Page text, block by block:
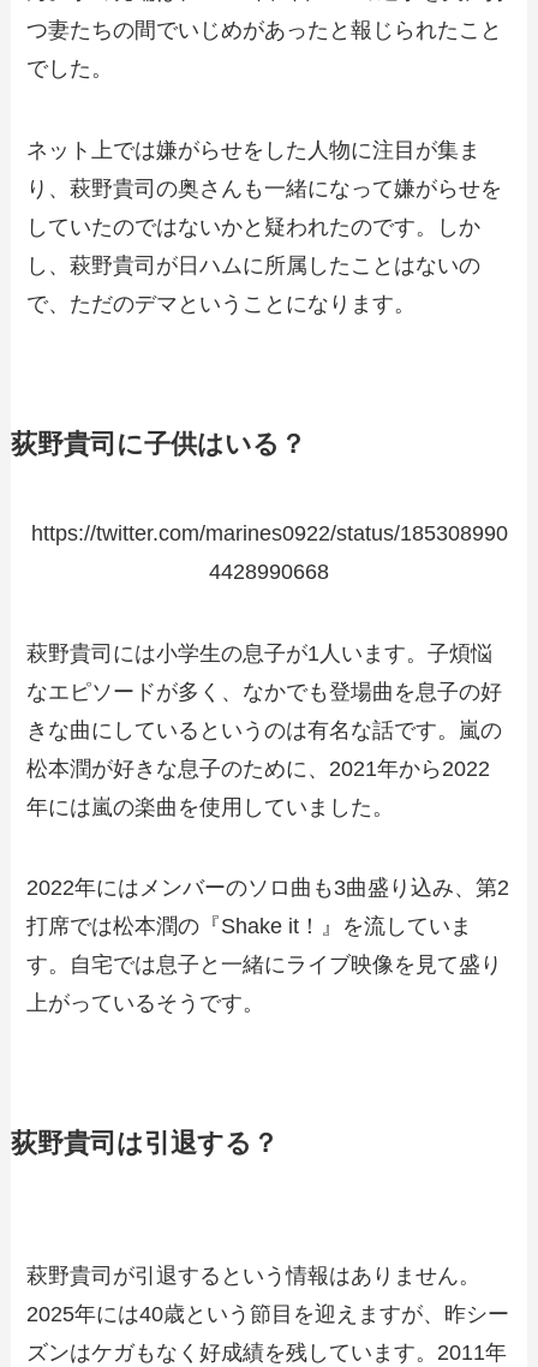
つ妻たちの間でいじめがあったと報じられたこと
でした。
ネット上では嫌がらせをした人物に注目が集ま
り、萩野貴司の奥さんも一緒になって嫌がらせを
していたのではないかと疑われたのです。しか
し、萩野貴司が日ハムに所属したことはないの
で、ただのデマということになります。
荻野貴司に子供はいる？
https://twitter.com/marines0922/status/185308990
4428990668
萩野貴司には小学生の息子が1人います。子煩悩
なエピソードが多く、なかでも登場曲を息子の好
きな曲にしているというのは有名な話です。嵐の
松本潤が好きな息子のために、2021年から2022
年には嵐の楽曲を使用していました。
2022年にはメンバーのソロ曲も3曲盛り込み、第2
打席では松本潤の『Shake it！』を流していま
す。自宅では息子と一緒にライブ映像を見て盛り
上がっているそうです。
荻野貴司は引退する？
萩野貴司が引退するという情報はありません。
2025年には40歳という節目を迎えますが、昨シー
ズンはケガもなく好成績を残しています。2011年